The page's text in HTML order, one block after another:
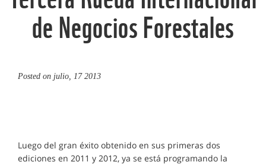
de Negocios Forestales
Posted on julio, 17 2013
Luego del gran éxito obtenido en sus primeras dos
ediciones en 2011 y 2012, ya se está programando la